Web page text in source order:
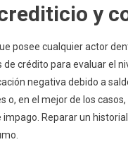
y
posee cualquier actor
crédito para evaluar el
negativa debido a
en el mejor de los
Reparar un